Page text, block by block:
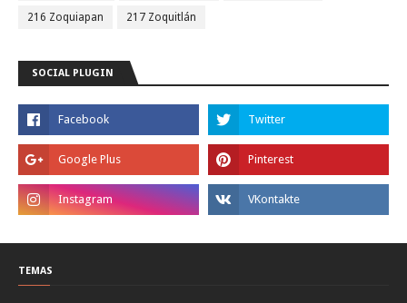
216 Zoquiapan 217 Zoquitlán
SOCIAL PLUGIN
TEMAS